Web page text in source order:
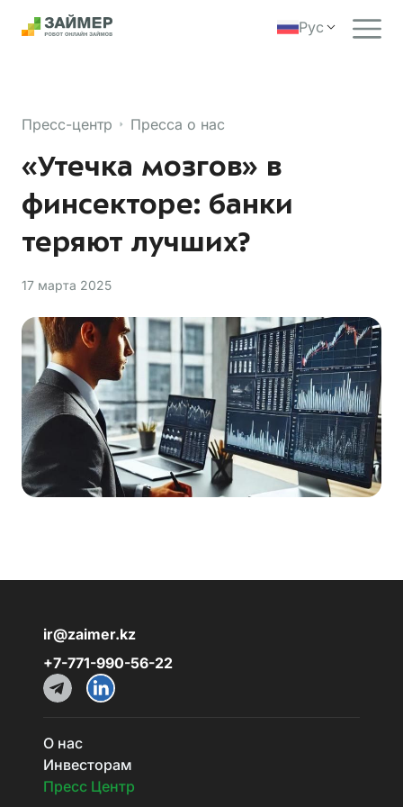
Рус
Пресс-центр Пресса о нас
«Утечка мозгов» в
финсекторе: банки
теряют лучших?
17 марта 2025
ir@zaimer.kz
+7-771-990-56-22
О нас
Инвесторам
Пресс Центр